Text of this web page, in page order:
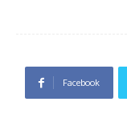
Facebook